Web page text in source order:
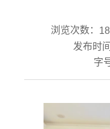
浏览次数：
发布时
字